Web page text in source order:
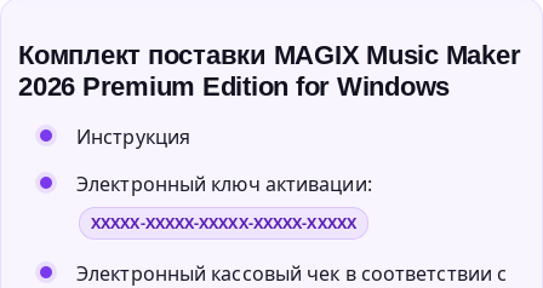
Комплект поставки MAGIX Music Maker
2026 Premium Edition for Windows
Инструкция
Электронный ключ активации:
XXXXX-XXXXX-XXXXX-XXXXX-XXXXX
Электронный кассовый чек в соответствии с